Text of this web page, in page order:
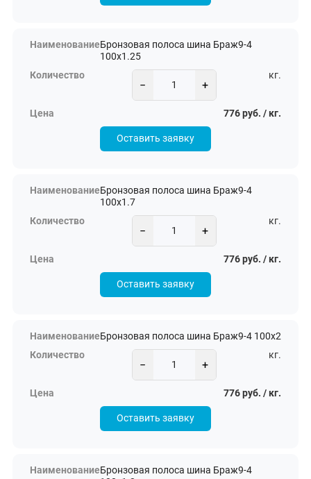
Бронзовая полоса шина Браж9-4
100х1.25
− +
кг.
776 руб. / кг.
Оставить заявку
Бронзовая полоса шина Браж9-4
100х1.7
− +
кг.
776 руб. / кг.
Оставить заявку
Бронзовая полоса шина Браж9-4 100х2
− +
кг.
776 руб. / кг.
Оставить заявку
Бронзовая полоса шина Браж9-4